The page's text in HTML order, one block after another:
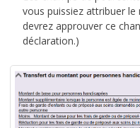
vous puissiez attribuer
devrez approuver ce
déclaration.)